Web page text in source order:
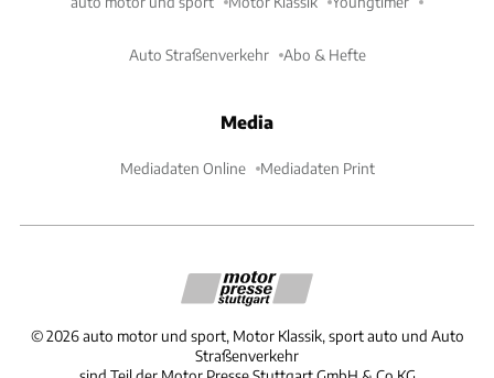
Auto Straßenverkehr Abo & Hefte
Media
Mediadaten Online Mediadaten Print
©2026 auto motor und sport, Motor Klassik, sport auto und Auto
Straßenverkehr